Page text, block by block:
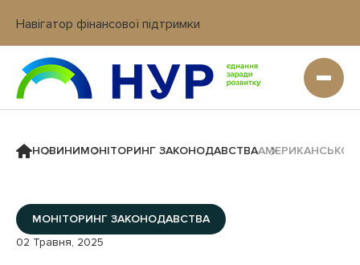
Навігатор фінансової підтримки
Вхід в кабінет IT платформи
НОВИНИМОНІТОРИНГ ЗАКОНОДАВСТВААМЕРИКАНСЬКО-
МОНІТОРИНГ ЗАКОНОДАВСТВА
02 Травня, 2025